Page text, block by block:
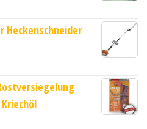
Heckenschneider